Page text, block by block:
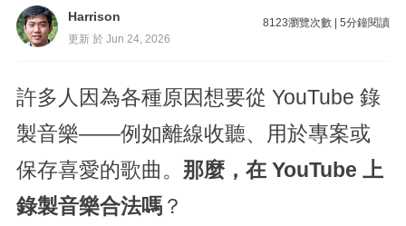
Harrison
更新 於 Jun 24, 2026
8123瀏覽次數 |5分鐘閱讀
許多人因為各種原因想要從 YouTube 錄
製音樂——例如離線收聽、用於專案或
保存喜愛的歌曲。 那麼，在 YouTube 上
錄製音樂合法嗎？